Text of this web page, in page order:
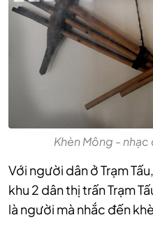
Khèn Mông - nhạc
Với người dân ở Trạm
khu 2 dân thị trấn Trạm
là người mà nhắc đến